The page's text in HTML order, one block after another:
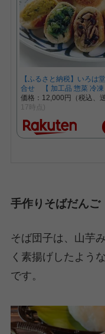
【ふるさと納税】いろ
合せ 【 加工品 惣菜 冷
価格：12,000円（税込、
17時点)
手作りそばだんご
そば団子は、山芋
く素揚げしたよう
です。